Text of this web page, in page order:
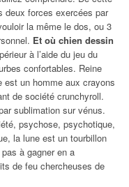
deux forces exercées par
la même le dos, ou 3
Et où chien dessin
à l’aide du jeu du
confortables. Reine
est un homme aux crayons
de société crunchyroll.
sublimation sur vénus.
psychose, psychotique,
la lune est un tourbillon
à gagner en a
de feu chercheuses de